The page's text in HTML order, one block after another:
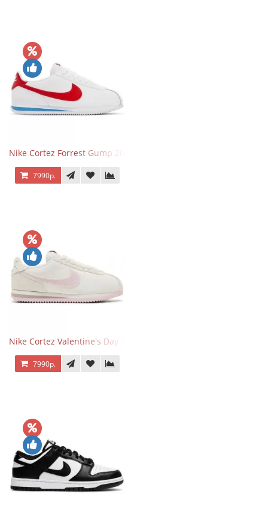
Nike Cortez Forrest Gump 2024
7990р.
Nike Cortez Valentine's Day 2025
7990р.